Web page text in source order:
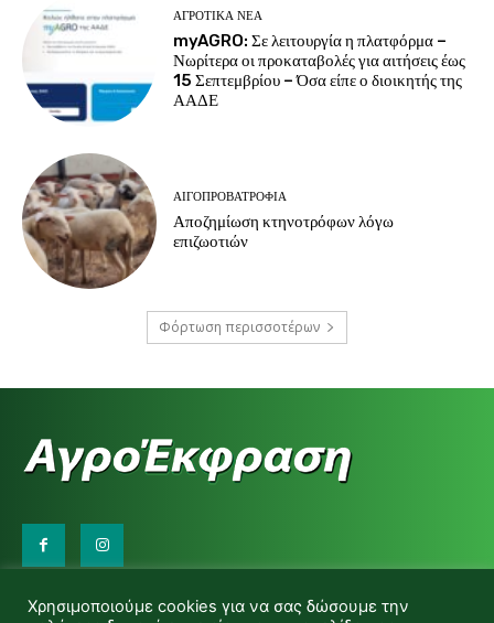
ΑΓΡΟΤΙΚΆ ΝΈΑ
myAGRO: Σε λειτουργία η πλατφόρμα –
Νωρίτερα οι προκαταβολές για αιτήσεις έως
15 Σεπτεμβρίου – Όσα είπε ο διοικητής της
ΑΑΔΕ
ΑΙΓΟΠΡΟΒΑΤΡΟΦΊΑ
Αποζημίωση κτηνοτρόφων λόγω
επιζωοτιών
Φόρτωση περισσοτέρων
d.makas@yahoo.gr
Χρησιμοποιούμε cookies για να σας δώσουμε την